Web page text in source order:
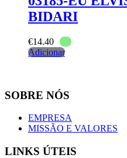
BIDARI
€14.40
Adicionar
SOBRE NÓS
EMPRESA
MISSÃO E VALORES
LINKS ÚTEIS